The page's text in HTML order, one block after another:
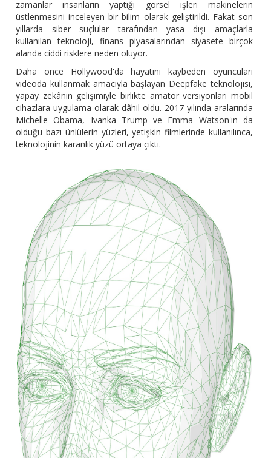
zamanlar insanların yaptığı görsel işleri makinelerin
üstlenmesini inceleyen bir bilim olarak geliştirildi. Fakat son
yıllarda siber suçlular tarafından yasa dışı amaçlarla
kullanılan teknoloji, finans piyasalarından siyasete birçok
alanda ciddi risklere neden oluyor.
Daha önce Hollywood'da hayatını kaybeden oyuncuları
videoda kullanmak amacıyla başlayan Deepfake teknolojisi,
yapay zekânın gelişimiyle birlikte amatör versiyonları mobil
cihazlara uygulama olarak dâhil oldu. 2017 yılında aralarında
Michelle Obama, Ivanka Trump ve Emma Watson'ın da
olduğu bazı ünlülerin yüzleri, yetişkin filmlerinde kullanılınca,
teknolojinin karanlık yüzü ortaya çıktı.